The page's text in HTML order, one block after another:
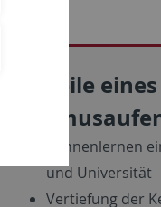
Vorteile eines
Kennenlernen
und Universität
Vertiefung der